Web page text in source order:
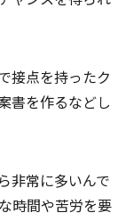
接点を持ったク
書を作るなどし
非常に多いんで
時間や苦労を要